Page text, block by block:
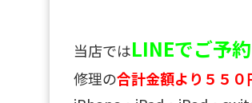
当店ではLINEでご予
修理の合計金額より５５０